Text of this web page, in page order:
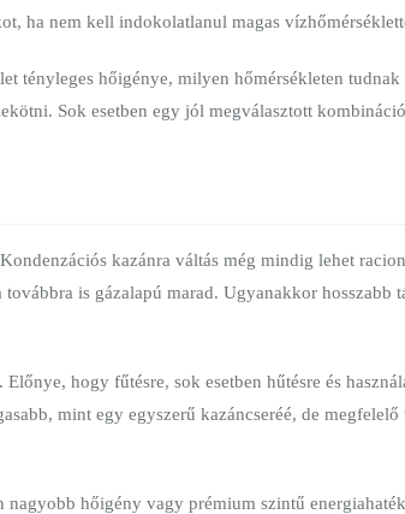
ha nem kell indokolatlanul magas
tényleges hőigénye, milyen hőmérsékleten
Sok esetben egy jól megválasztott
kazánra váltás még mindig lehet
is gázalapú marad. Ugyanakkor
hogy fűtésre, sok esetben hűtésre és
mint egy egyszerű kazáncseréé, de
hőigény vagy prémium szintű